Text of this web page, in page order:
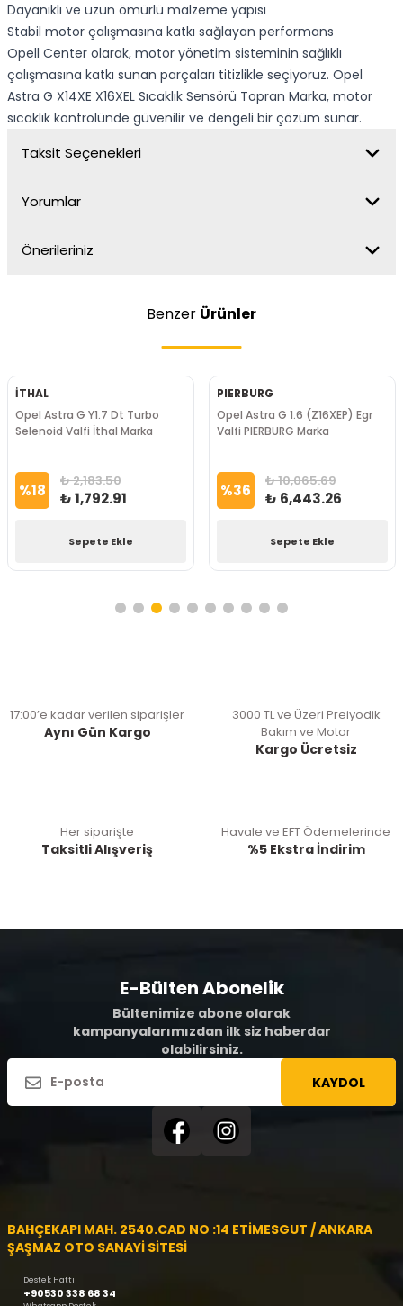
Dayanıklı ve uzun ömürlü malzeme yapısı
Stabil motor çalışmasına katkı sağlayan performans
Opell Center olarak, motor yönetim sisteminin sağlıklı
çalışmasına katkı sunan parçaları titizlikle seçiyoruz. Opel
Astra G X14XE X16XEL Sıcaklık Sensörü Topran Marka, motor
sıcaklık kontrolünde güvenilir ve dengeli bir çözüm sunar.
Taksit Seçenekleri
Yorumlar
Önerileriniz
Benzer Ürünler
İTHAL
Opel Astra G Y1.7 Dt Turbo
Selenoid Valfi İthal Marka
%18 ₺ 2,183.50
₺ 1,792.91
Sepete Ekle
PIERBURG
Opel Astra G 1.6 (Z16XEP) Egr
Valfi PIERBURG Marka
%36 ₺ 10,065.69
₺ 6,443.26
Sepete Ekle
17:00’e kadar verilen siparişler
Aynı Gün Kargo
3000 TL ve Üzeri Preiyodik
Bakım ve Motor
Kargo Ücretsiz
Her siparişte
Taksitli Alışveriş
Havale ve EFT Ödemelerinde
%5 Ekstra İndirim
E-Bülten Abonelik
Bültenimize abone olarak
kampanyalarımızdan ilk siz haberdar
olabilirsiniz.
KAYDOL
BAHÇEKAPI MAH. 2540.CAD NO :14 ETİMESGUT / ANKARA
ŞAŞMAZ OTO SANAYİ SİTESİ
Destek Hattı
+90530 338 68 34